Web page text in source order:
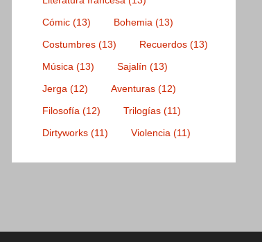
Cómic (13) Bohemia (13)
Costumbres (13) Recuerdos (13)
Música (13) Sajalín (13)
Jerga (12) Aventuras (12)
Filosofía (12) Trilogías (11)
Dirtyworks (11) Violencia (11)